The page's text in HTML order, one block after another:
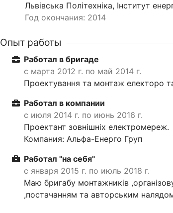
Львівська Політехніка, Інститут
Год окончания: 2014
Опыт работы
Работал в бригаде
с марта 2012 г. по май 2014 г.
Проектування та монтаж електоро
Работал в компании
с июля 2014 г. по июнь 2016 г.
Проектант зовнішніх електромереж.
Компания: Альфа-Енерго Груп
Работал "на себя"
с января 2015 г. по июль 2018 г.
Маю бригабу монтажників
,постачанням та авторським